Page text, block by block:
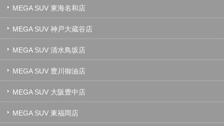
MEGA SUV 東海名和店
MEGA SUV 神戸大蔵谷店
MEGA SUV 清水鳥坂店
MEGA SUV 豊川御油店
MEGA SUV 大阪豊中店
MEGA SUV 東福岡店